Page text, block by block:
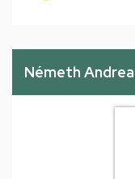
Németh Andrea